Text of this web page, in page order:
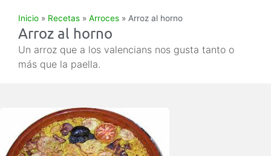
Inicio » Recetas » Arroces » Arroz al horno
Arroz al horno
Un arroz que a los valencians nos gusta tanto o
más que la paella.